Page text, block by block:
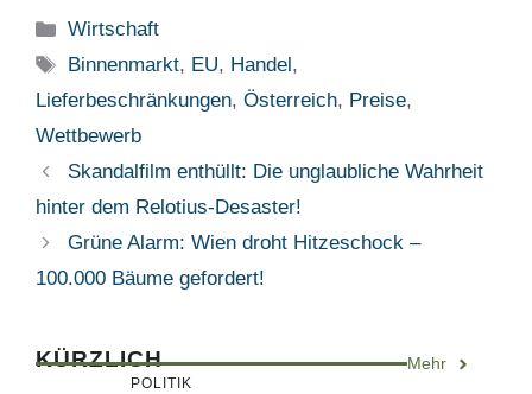
Kategorien
Wirtschaft
Schlagwörter
Binnenmarkt, EU, Handel ,
Lieferbeschränkungen, Österreich, Preise,
Wettbewerb
Skandalfilm enthüllt: Die unglaubliche Wahrheit
hinter dem Relotius-Desaster!
Grüne Alarm: Wien droht Hitzeschock –
100.000 Bäume gefordert!
KÜRZLICH Mehr
POLITIK